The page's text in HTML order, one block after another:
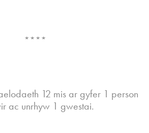
****
12 mis ar gyfer 1 person
ac unrhyw 1 gwestai.